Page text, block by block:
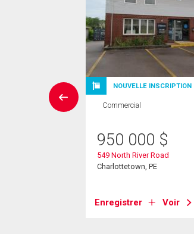
NOUVELLE INSCRIPTION
Commercial
950 000 $
549 North River Road
Charlottetown, PE
Enregistrer Voir